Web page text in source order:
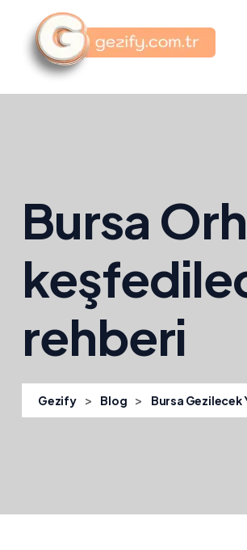
Bursa
rehberi
Gezify > Blog > Bursa Gezilecek